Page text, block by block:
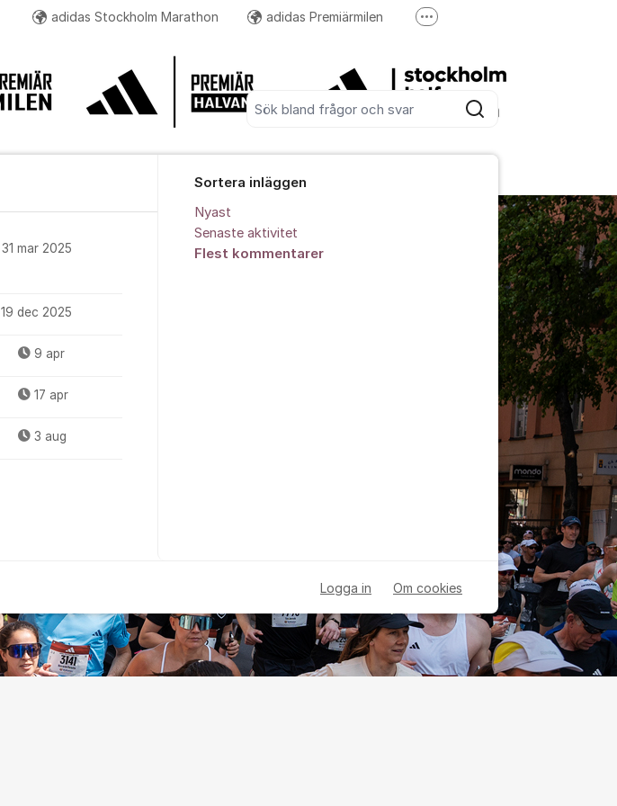
Sök bland alla inlägg
Sök
adidas Stockholm Marathon adidas Premiärmilen Fler supportlänkar
31 mar 2025
19 dec 2025
9 apr
17 apr
3 aug
Sortera inläggen
Nyast
Senaste aktivitet
Flest kommentarer
Logga in Om cookies